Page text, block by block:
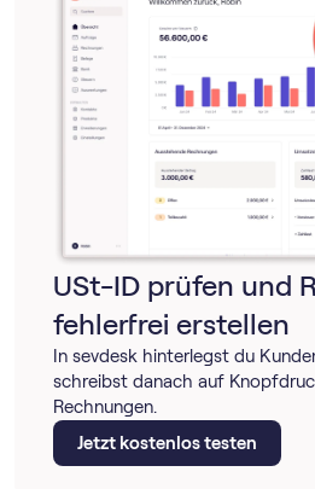
USt-ID prüfen und
fehlerfrei erstellen
In sevdesk hinterlegst du
schreibst danach auf
Rechnungen.
Jetzt kostenlos testen